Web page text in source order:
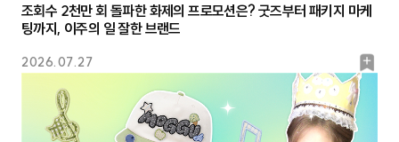
2026.07.27
북
마
크
조회수 2천만 회 돌파한 화제의 프로모션은? 굿즈부터 패키지 마케
팅까지, 이주의 일 잘한 브랜드